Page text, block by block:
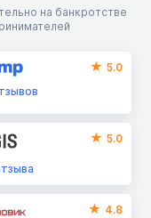
на банкротстве
5.0
5.0
4.8